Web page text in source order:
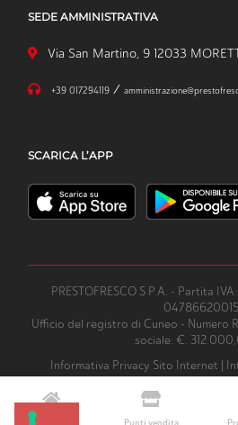
SEDE AMMINISTRATIVA
Via San Martino, 9 12033
+39 017294119/
SCARICA L’APP
PRESTOFRESCO S.P.A. - Partita
04786620015
Ufficio del registro di Cuneo - Numero
sociale: €.
Informativa Privacy Sito Internet
Videosorveglianza
Codice Etico